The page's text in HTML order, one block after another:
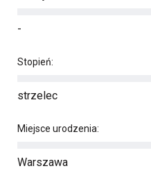
-
Stopień:
strzelec
Miejsce urodzenia:
Warszawa